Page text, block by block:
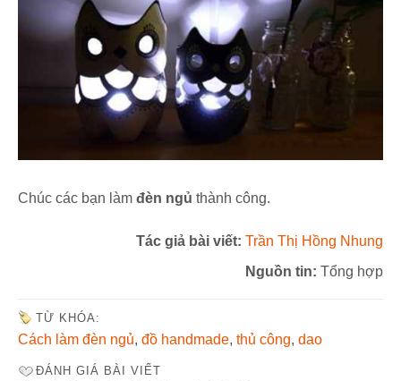
Chúc các bạn làm đèn ngủ thành công.
Tác giả bài viết: Trần Thị Hồng Nhung
Nguồn tin: Tổng hợp
TỪ KHÓA:
Cách làm đèn ngủ, đồ handmade, thủ công, dao
ĐÁNH GIÁ BÀI VIẾT